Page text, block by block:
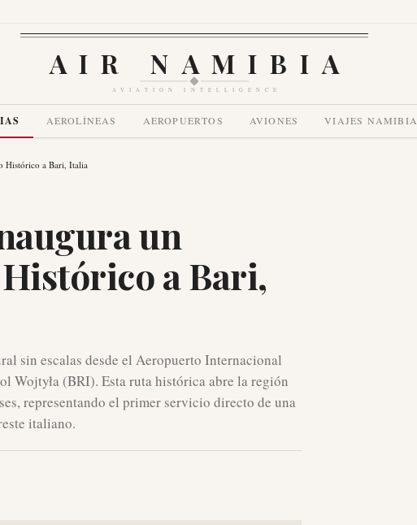
AIR NAMIBIA
AVIATION INTELLIGENCE
AEROLÍNEAS AEROPUERTOS AVIONES VIAJES NAMIBIA
Histórico a Bari, Italia
un
a Bari,
sin escalas desde el Aeropuerto Internacional
Wojtyła (BRI). Esta ruta histórica abre la región
representando el primer servicio directo de una
italiano.